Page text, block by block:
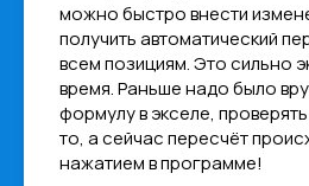
можно быстро внести
получить автоматический
всем позициям. Это сильно
время. Раньше надо было
формулу в экселе,
то, а сейчас пересчёт
нажатием в программе!